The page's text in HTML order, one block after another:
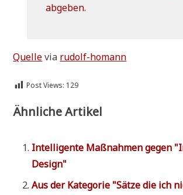
abgeben.
Quel­levia rudolf-homann
Post Views: 129
Ähnliche Artikel
Intel­li­gen­te Maß­nah­men gegen
Design"
Aus der Kate­go­rie "Sät­ze die ich